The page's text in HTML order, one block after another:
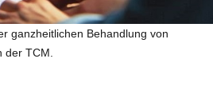
ganzheitlichen Behandlung von
der TCM.